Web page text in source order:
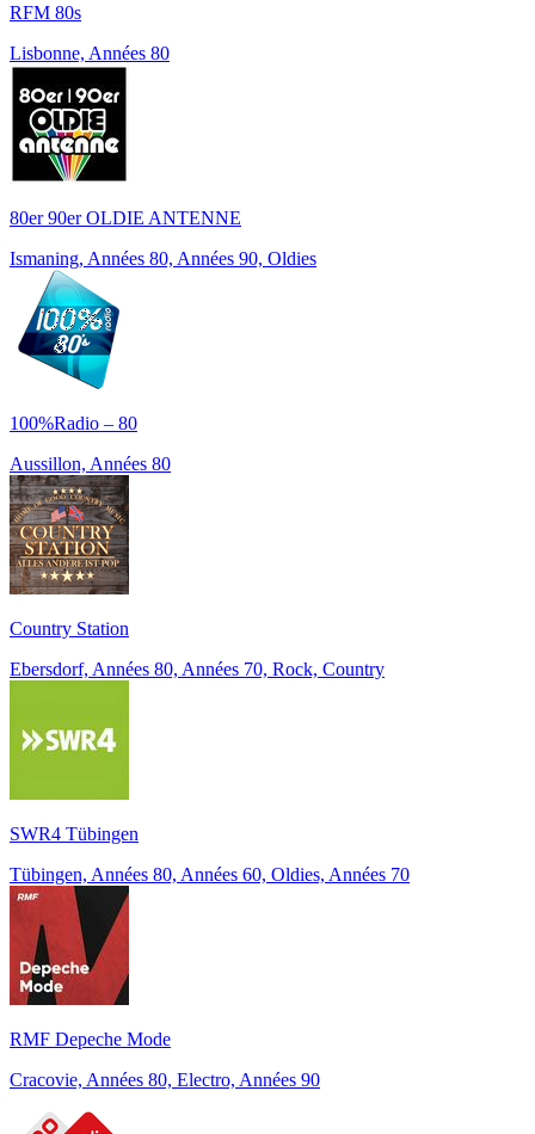
RFM 80s
Lisbonne, Années 80
80er 90er OLDIE ANTENNE
Ismaning, Années 80, Années 90, Oldies
100%Radio – 80
Aussillon, Années 80
Country Station
Ebersdorf, Années 80, Années 70, Rock, Country
SWR4 Tübingen
Tübingen, Années 80, Années 60, Oldies, Années 70
RMF Depeche Mode
Cracovie, Années 80, Electro, Années 90